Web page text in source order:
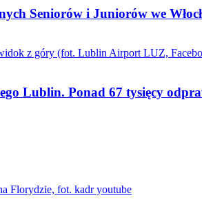
Seniorów i Juniorów we
Lublin. Ponad 67 tysięcy